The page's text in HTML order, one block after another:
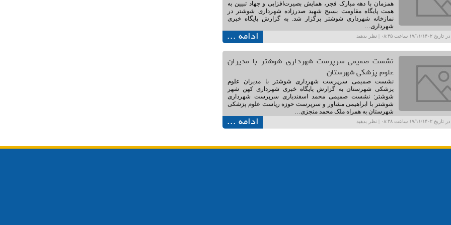
نشست صمیمی سرپرست شهرداری شوشتر با مدیران
علوم پزشکی شهرستان
نشست صمیمی سرپرست شهرداری شوشتر با مدیران علوم
پزشکی شهرستان به گزارش پایگاه خبری شهرداری کهن شهر
شوشتر: نشست صمیمی محمد اسفندیاری سرپرست شهرداری
شوشتر با ابراهیمی مشاور و سرپرست حوزه ریاست علوم پزشکی
شهرستان به همراه ملک محمد منجزی…
۱۴۰۲ ساعت ۰۸:۳۸ | نظر بدهید ادامه ...
همزمان با دهه مبارک فجر، همایش بصیرت‌افزایی و جهاد تبیین به
همت پایگاه مقاومت بسیج شهید صدرزاده شهرداری شوشتر در
نمازخانه شهرداری شوشتر برگزار شد. به گزارش پایگاه خبری
شهرداری…
۱۴۰۲ ساعت ۰۸:۳۵ | نظر بدهید ادامه ...